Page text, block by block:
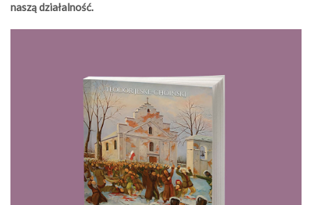
naszą działalność.